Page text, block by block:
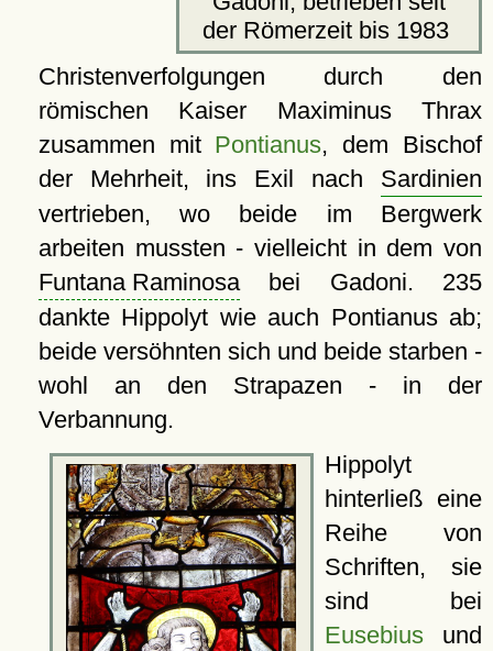
der Römerzeit bis 1983
Christenverfolgungen durch den
römischen Kaiser Maximinus Thrax
zusammen mit Pontianus, dem Bischof
der Mehrheit, ins Exil nach Sardinien
vertrieben, wo beide im Bergwerk
arbeiten mussten - vielleicht in dem von
Funtana Raminosabei Gadoni. 235
dankte Hippolyt wie auch Pontianus ab;
beide versöhnten sich und beide starben -
wohl an den Strapazen - in der
Verbannung.
Hippolyt
hinterließ eine
Reihe von
Schriften, sie
sind bei
Eusebiusund